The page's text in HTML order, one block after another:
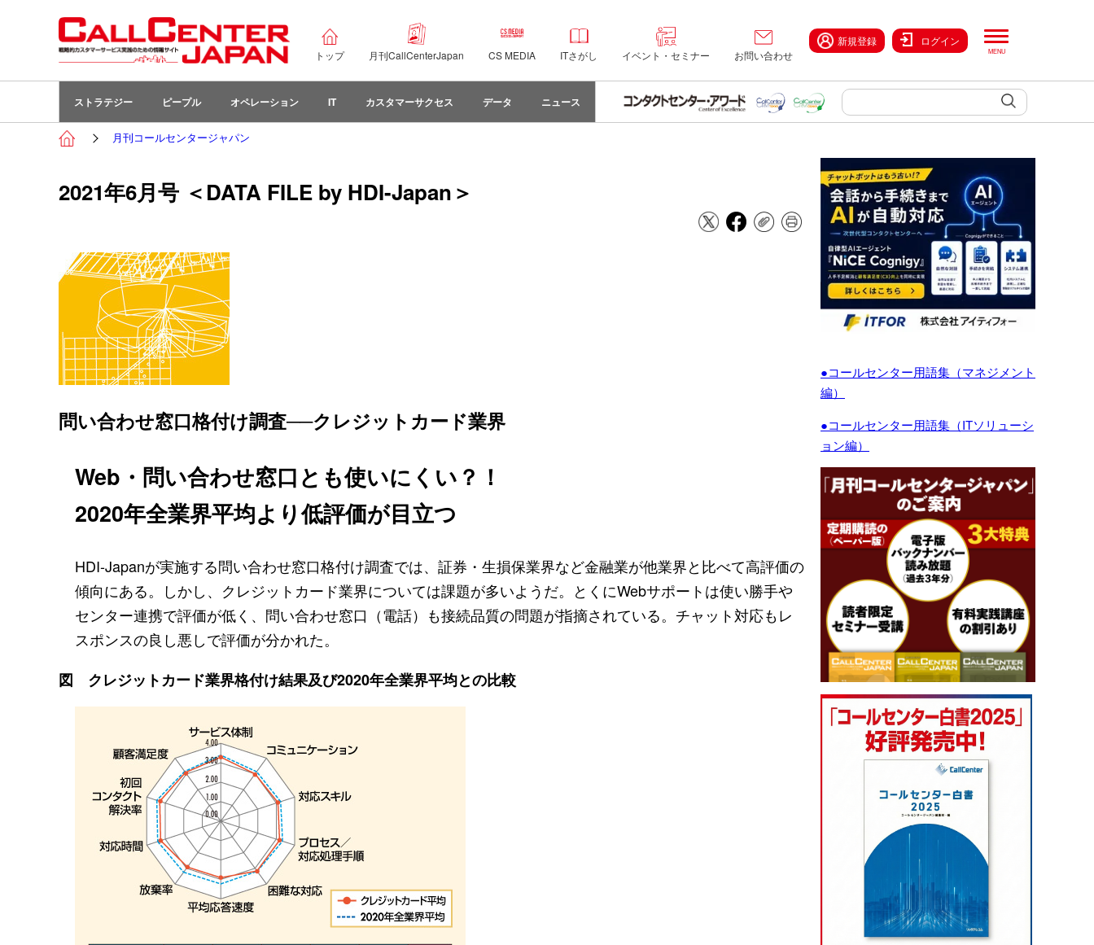
トップ 月刊CallCenterJapan CS MEDIA ITさがし イベント・セミナー お問い合わせ
新規登録 ログイン
ストラテジー ピープル オペレーション IT カスタマーサクセス データ ニュース
月刊コールセンタージャパン
2021年6月号 ＜DATA FILE by HDI-Japan＞
問い合わせ窓口格付け調査──クレジットカード業界
Web・問い合わせ窓口とも使いにくい？！
2020年全業界平均より低評価が目立つ
HDI-Japanが実施する問い合わせ窓口格付け調査では、証券・生損保業界など金融業が他業界と比べて高評価の
傾向にある。しかし、クレジットカード業界については課題が多いようだ。とくにWebサポートは使い勝手や
センター連携で評価が低く、問い合わせ窓口（電話）も接続品質の問題が指摘されている。チャット対応もレ
スポンスの良し悪しで評価が分かれた。
図 クレジットカード業界格付け結果及び2020年全業界平均との比較
●コールセンター用語集（マネジメント
編）
●コールセンター用語集（ITソリューシ
ョン編）